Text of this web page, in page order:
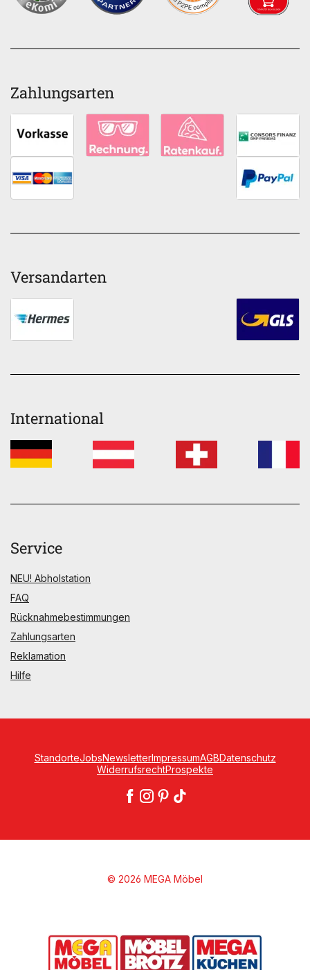
Zahlungsarten
Versandarten
International
Service
NEU! Abholstation
FAQ
Rücknahmebestimmungen
Zahlungsarten
Reklamation
Hilfe
StandorteJobsNewsletterImpressumAGBDatenschutz
WiderrufsrechtProspekte
© 2026 MEGA Möbel